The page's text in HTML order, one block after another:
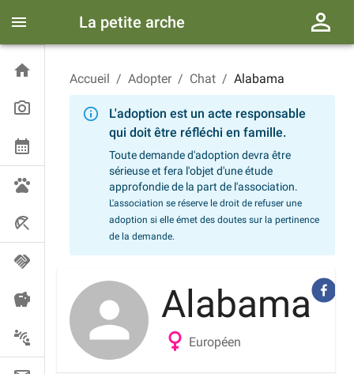
La petite arche
Accueil / Adopter / Chat / Alabama
L'adoption est un acte responsable
qui doit être réfléchi en famille.
Toute demande d'adoption devra être
sérieuse et fera l'objet d'une étude
approfondie de la part de l'association.
L'association se réserve le droit de refuser une
adoption si elle émet des doutes sur la pertinence
de la demande.
Alabama
Européen